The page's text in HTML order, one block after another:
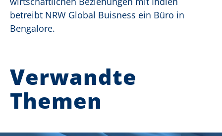
betreibt NRW Global Buisness ein Büro in
Bengalore.
Verwandte
Themen